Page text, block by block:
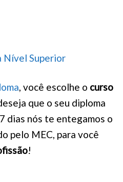
Nível Superior
, você escolhe o curso
que o seu diploma
dias nós te entegamos o
pelo MEC, para você
!